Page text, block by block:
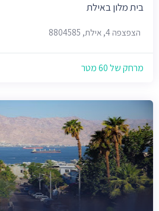
בית מלון באילת
הצפצפה 4, אילת, 8804585
מרחק של 60 מטר